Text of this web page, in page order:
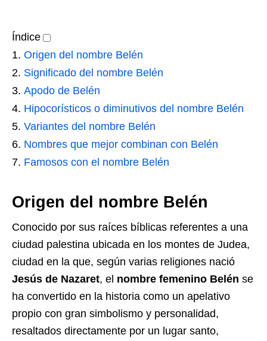
Índice
Origen del nombre Belén
Significado del nombre Belén
Apodo de Belén
Hipocorísticos o diminutivos del nombre Belén
Variantes del nombre Belén
Nombres que mejor combinan con Belén
Famosos con el nombre Belén
Origen del nombre Belén
Conocido por sus raíces bíblicas referentes a una
ciudad palestina ubicada en los montes de Judea,
ciudad en la que, según varias religiones nació
Jesús de Nazaret, el nombre femenino Belén se
ha convertido en la historia como un apelativo
propio con gran simbolismo y personalidad,
resaltados directamente por un lugar santo,